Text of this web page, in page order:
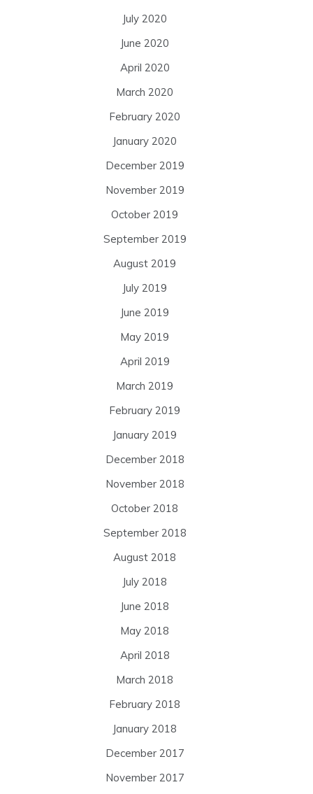
July 2020
June 2020
April 2020
March 2020
February 2020
January 2020
December 2019
November 2019
October 2019
September 2019
August 2019
July 2019
June 2019
May 2019
April 2019
March 2019
February 2019
January 2019
December 2018
November 2018
October 2018
September 2018
August 2018
July 2018
June 2018
May 2018
April 2018
March 2018
February 2018
January 2018
December 2017
November 2017